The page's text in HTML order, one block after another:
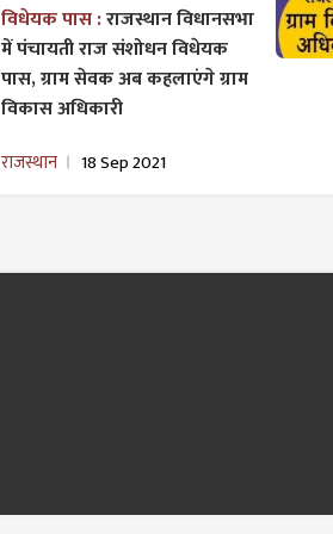
विधेयक पास :राजस्थान विधानसभा
में पंचायती राज ​संशोधन विधेयक
पास, ग्राम सेवक अब कहलाएंगे ग्राम
विकास अधिकारी
राजस्थान 18 Sep 2021